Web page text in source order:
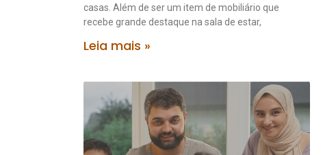
casas. Além de ser um item de mobiliário que
recebe grande destaque na sala de estar,
Leia mais »